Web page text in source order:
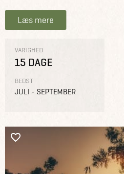
Læs mere
VARIGHED
15 DAGE
BEDST
JULI - SEPTEMBER